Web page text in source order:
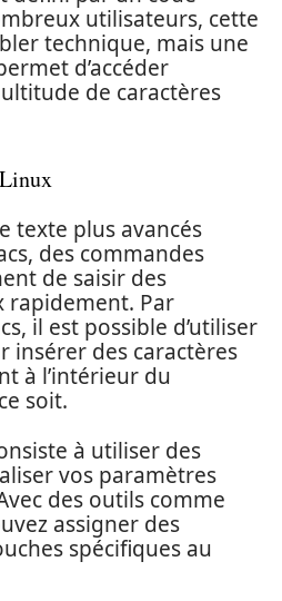
utilisateurs, cette
technique, mais une
d’accéder
de caractères
texte plus avancés
des commandes
de saisir des
rapidement. Par
il est possible d’utiliser
insérer des caractères
à l’intérieur du
soit.
à utiliser des
vos paramètres
des outils comme
assigner des
spécifiques au